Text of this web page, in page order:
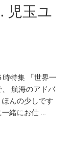
児玉ユ
特集 「世界一
航海のアドバ
んの少しです
緒にお仕 …